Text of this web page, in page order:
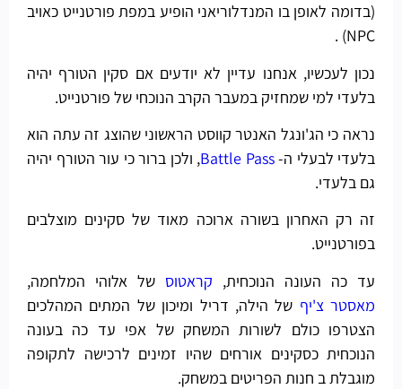
(בדומה לאופן בו המנדלוריאני הופיע במפת פורטנייט כאויב
NPC) .
נכון לעכשיו, אנחנו עדיין לא יודעים אם סקין הטורף יהיה
בלעדי למי שמחזיק במעבר הקרב הנוכחי של פורטנייט.
נראה כי הג'ונגל האנטר קווסט הראשוני שהוצג זה עתה הוא
בלעדי לבעלי ה-Battle Pass, ולכן ברור כי עור הטורף יהיה
גם בלעדי.
זה רק האחרון בשורה ארוכה מאוד של סקינים מוצלבים
בפורטנייט.
עד כה העונה הנוכחית, קראטוס של אלוהי המלחמה,
מאסטר צ'יף של הילה, דריל ומיכון של המתים המהלכים
הצטרפו כולם לשורות המשחק של אפי עד כה בעונה
הנוכחית כסקינים אורחים שהיו זמינים לרכישה לתקופה
מוגבלת ב חנות הפריטים במשחק.